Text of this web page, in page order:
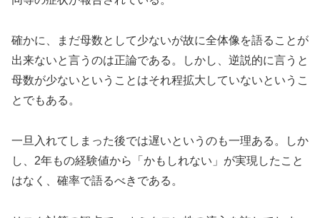
確かに、まだ母数として少ないが故に全体像を語ることが
出来ないと言うのは正論である。しかし、逆説的に言うと
母数が少ないということはそれ程拡大していないというこ
とでもある。
一旦入れてしまった後では遅いというのも一理ある。しか
し、2年もの経験値から「かもしれない」が実現したこと
はなく、確率で語るべきである。